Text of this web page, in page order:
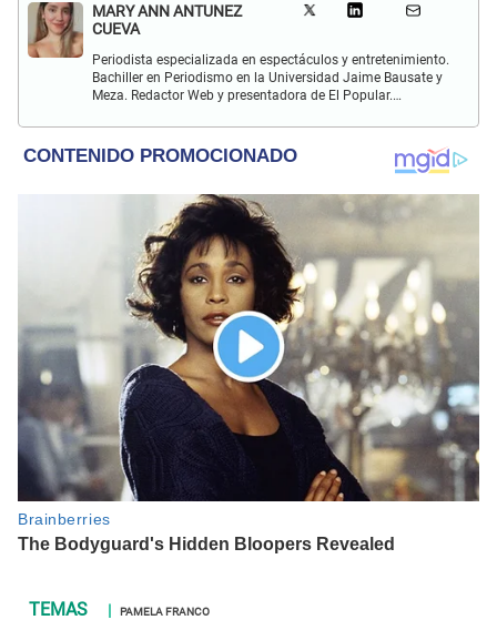
MARY ANN ANTUNEZ
CUEVA
Periodista especializada en espectáculos y entretenimiento.
Bachiller en Periodismo en la Universidad Jaime Bausate y
Meza. Redactor Web y presentadora de El Popular.
y espectáculos internacional.
PAMELA FRANCO